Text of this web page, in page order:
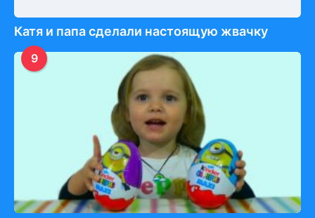
Катя и папа сделали настоящую жвачку
9